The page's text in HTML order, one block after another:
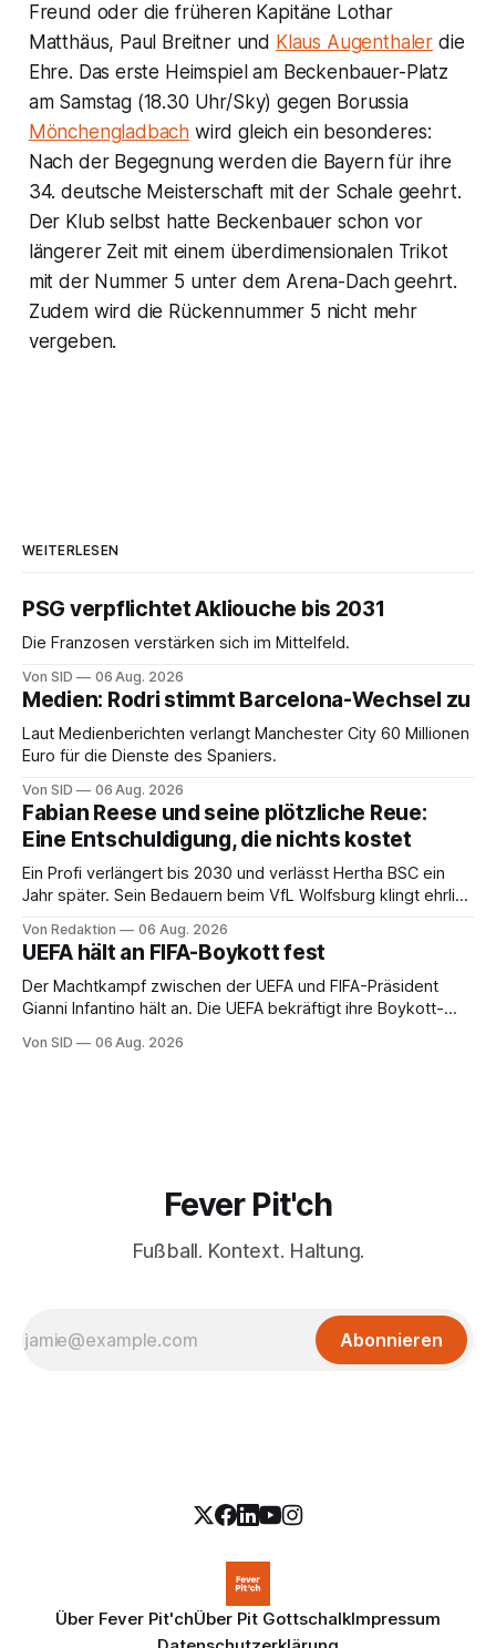
Freund oder die früheren Kapitäne Lothar
Matthäus, Paul Breitner und Klaus Augenthaler die
Ehre. Das erste Heimspiel am Beckenbauer-Platz
am Samstag (18.30 Uhr/Sky) gegen Borussia
Mönchengladbach wird gleich ein besonderes:
Nach der Begegnung werden die Bayern für ihre
34. deutsche Meisterschaft mit der Schale geehrt.
Der Klub selbst hatte Beckenbauer schon vor
längerer Zeit mit einem überdimensionalen Trikot
mit der Nummer 5 unter dem Arena-Dach geehrt.
Zudem wird die Rückennummer 5 nicht mehr
vergeben.
WEITERLESEN
PSG verpflichtet Akliouche bis 2031
Die Franzosen verstärken sich im Mittelfeld.
Von SID 06 Aug. 2026
Medien: Rodri stimmt Barcelona-Wechsel zu
Laut Medienberichten verlangt Manchester City 60 Millionen
Euro für die Dienste des Spaniers.
Von SID 06 Aug. 2026
Fabian Reese und seine plötzliche Reue:
Eine Entschuldigung, die nichts kostet
Ein Profi verlängert bis 2030 und verlässt Hertha BSC ein
Jahr später. Sein Bedauern beim VfL Wolfsburg klingt ehrlich
Von Redaktion 06 Aug. 2026
UEFA hält an FIFA-Boykott fest
Der Machtkampf zwischen der UEFA und FIFA-Präsident
Gianni Infantino hält an. Die UEFA bekräftigt ihre Boykott-
Von SID 06 Aug. 2026
Fever Pit'ch
Fußball. Kontext. Haltung.
Abonnieren
Über Fever Pit'chÜber Pit GottschalkImpressum